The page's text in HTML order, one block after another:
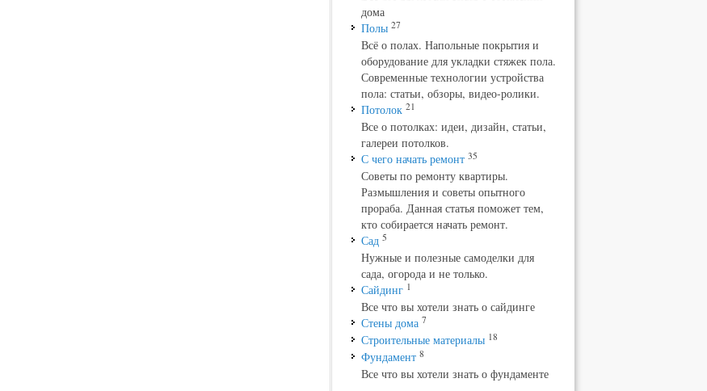
дома
Полы 27
Всё о полах. Напольные покрытия и
оборудование для укладки стяжек пола.
Современные технологии устройства
пола: статьи, обзоры, видео-ролики.
Потолок 21
Все о потолках: идеи, дизайн, статьи,
галереи потолков.
С чего начать ремонт 35
Советы по ремонту квартиры.
Размышления и советы опытного
прораба. Данная статья поможет тем,
кто собирается начать ремонт.
Сад 5
Нужные и полезные самоделки для
сада, огорода и не только.
Сайдинг 1
Все что вы хотели знать о сайдинге
Стены дома 7
Строительные материалы 18
Фундамент 8
Все что вы хотели знать о фундаменте